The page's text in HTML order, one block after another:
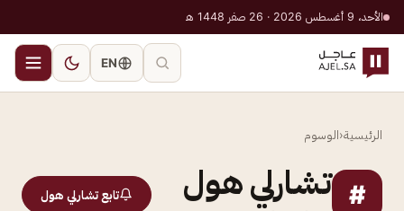
الأحد، 9 أغسطس 2026 · 26 صفر 1448 هـ
EN
الرئيسية‹الوسوم
# تشارلي هول تابع تشارلي هول